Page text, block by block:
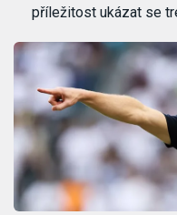
příležitost ukázat se